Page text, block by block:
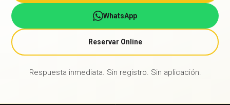
WhatsApp
Reservar Online
Respuesta inmediata. Sin registro. Sin aplicación.